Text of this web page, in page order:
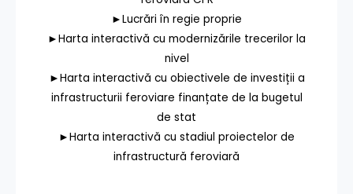
►Lucrări în regie proprie
►Harta interactivă cu modernizările trecerilor la
nivel
►Harta interactivă cu obiectivele de investiții a
infrastructurii feroviare finanțate de la bugetul
de stat
►Harta interactivă cu stadiul proiectelor de
infrastructură feroviară